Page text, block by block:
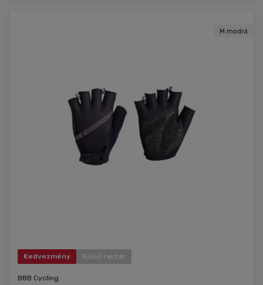
M modrá
Kedvezmény Külső raktár
BBB Cycling